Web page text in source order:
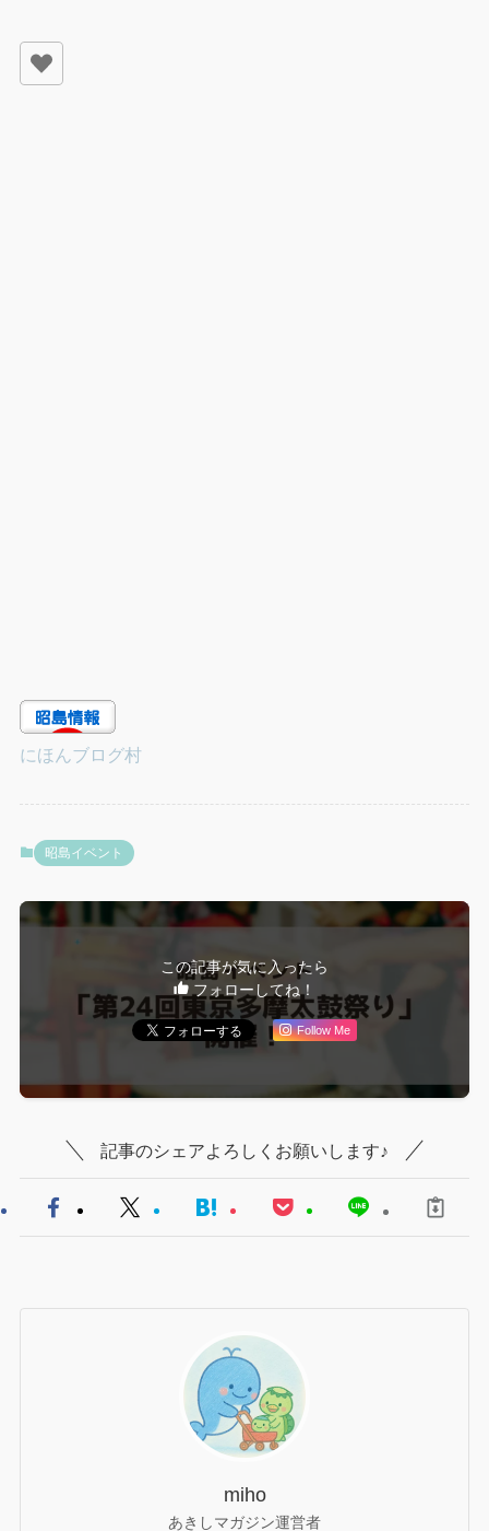
にほんブログ村
昭島イベント
この記事が気に入ったら
フォローしてね！
Follow Me
記事のシェアよろしくお願いします♪
miho
あきしマガジン運営者